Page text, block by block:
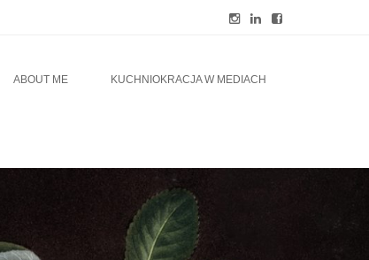
ABOUT ME KUCHNIOKRACJA W MEDIACH